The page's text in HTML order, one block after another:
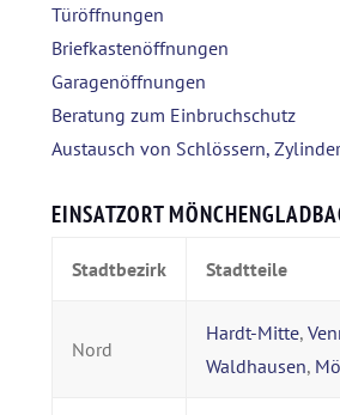
Türöffnungen
Briefkastenöffnungen
Garagenöffnungen
Beratung zum Einbruchschutz
Austausch von Schlössern,
EINSATZORT
Stadtbezirk Stadtteile
Nord
Hardt-Mitte,
Waldhausen,